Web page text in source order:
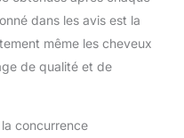
des
élevées
l'humidité,
lisseur à air
aide à
dans les avis est la
même les cheveux
de qualité et de
concurrence